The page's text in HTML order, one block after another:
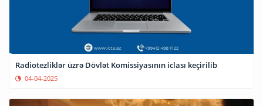
Radiotezliklər üzrə Dövlət Komissiyasının iclası keçirilib
04-04-2025